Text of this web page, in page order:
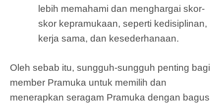
lebih memahami dan menghargai skor-
skor kepramukaan, seperti kedisiplinan,
kerja sama, dan kesederhanaan.
Oleh sebab itu, sungguh-sungguh penting bagi
member Pramuka untuk memilih dan
menerapkan seragam Pramuka dengan bagus